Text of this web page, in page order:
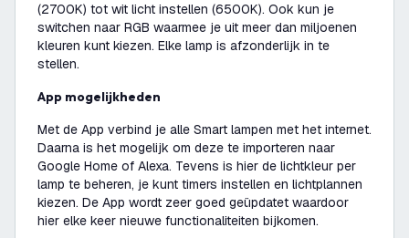
(2700K) tot wit licht instellen (6500K). Ook kun je
switchen naar RGB waarmee je uit meer dan miljoenen
kleuren kunt kiezen. Elke lamp is afzonderlijk in te
stellen.
App mogelijkheden
Met de App verbind je alle Smart lampen met het internet.
Daarna is het mogelijk om deze te importeren naar
Google Home of Alexa. Tevens is hier de lichtkleur per
lamp te beheren, je kunt timers instellen en lichtplannen
kiezen. De App wordt zeer goed geüpdatet waardoor
hier elke keer nieuwe functionaliteiten bijkomen.